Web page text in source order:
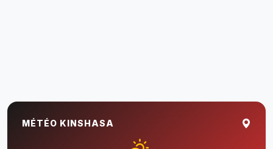
MÉTÉO KINSHASA